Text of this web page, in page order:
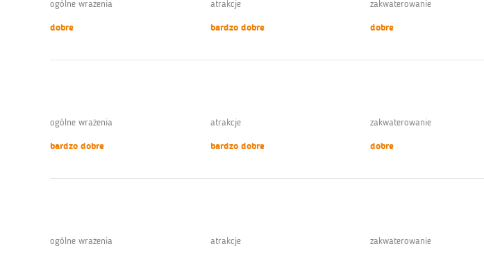
ogólne wrażenia
dobre
atrakcje
bardzo dobre
zakwaterowanie
dobre
ogólne wrażenia
bardzo dobre
atrakcje
bardzo dobre
zakwaterowanie
dobre
ogólne wrażenia
atrakcje
zakwaterowanie